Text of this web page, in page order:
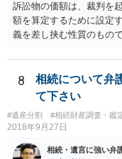
訴訟物の価額は、裁判を
額を算定するために設定
義を差し挟む性質のもの
したとしても、変更され
8
相続について弁
て下さい
#遺産分割 #相続財産調査・鑑
2018年9月27日
相続・遺言に強い弁